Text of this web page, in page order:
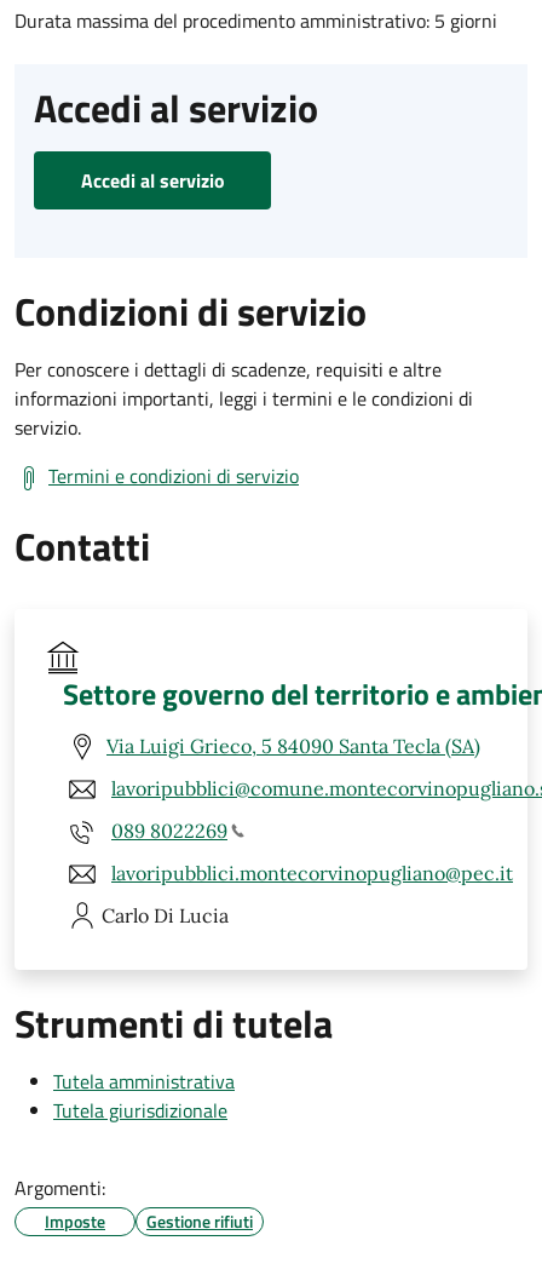
Durata massima del procedimento amministrativo: 5 giorni
Accedi al servizio
Accedi al servizio
Condizioni di servizio
Per conoscere i dettagli di scadenze, requisiti e altre
informazioni importanti, leggi i termini e le condizioni di
servizio.
Termini e condizioni di servizio
Contatti
Settore governo del territorio e
Via Luigi Grieco, 5 84090 Santa Tecla (SA)
089 8022269
lavoripubblici.montecorvinopugliano@pec.it
Carlo Di Lucia
Strumenti di tutela
Tutela amministrativa
Tutela giurisdizionale
Argomenti:
Imposte Gestione rifiuti